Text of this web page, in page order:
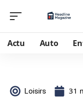
Actu Auto
Loisirs 31